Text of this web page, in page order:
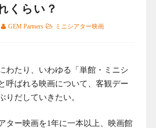
くらい？
GEM Partners ミニシアター映画
わたり、いわゆる「単館・ミニシ
呼ばれる映画について、客観デー
りだしていきたい。
ター映画を1年に一本以上、映画館